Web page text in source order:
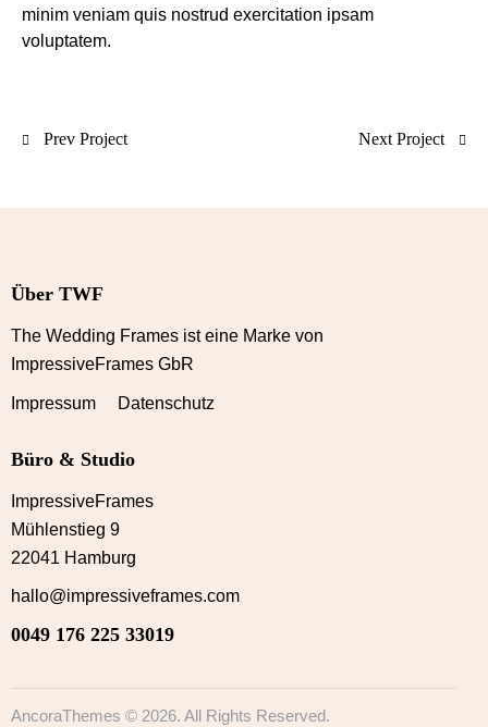
minim veniam quis nostrud exercitation ipsam
voluptatem.
Prev Project Next Project
Über TWF
The Wedding Frames ist eine Marke von
ImpressiveFrames GbR
Impressum Datenschutz
Büro & Studio
ImpressiveFrames
Mühlenstieg 9
22041 Hamburg
hallo@impressiveframes.com
0049 176 225 33019
AncoraThemes © 2026. All Rights Reserved.